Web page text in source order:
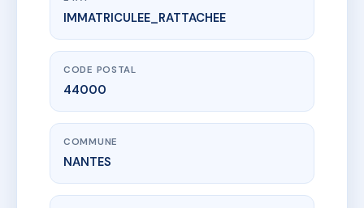
www.vme.plus/AC6508121
2 PLACE SAINTE ELISABETH
2 pl sainte-elisabeth
IMMATRICULEE_RATTACHEE
CODE POSTAL
44000
COMMUNE
NANTES